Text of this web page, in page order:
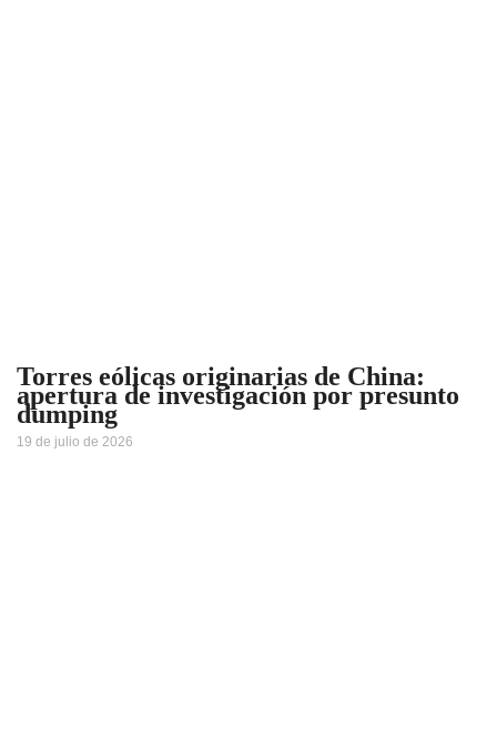
Torres eólicas originarias de China:
apertura de investigación por presunto
dumping
19 de julio de 2026